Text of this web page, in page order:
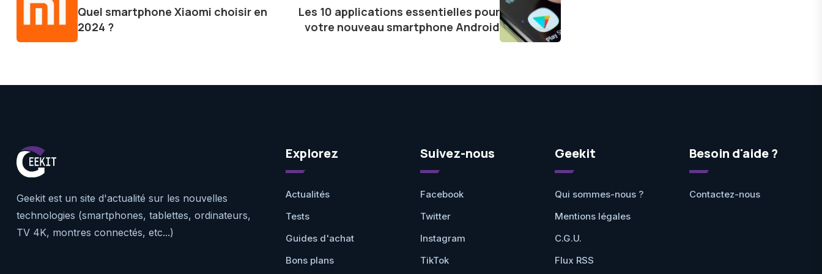
le futur numérique nous réserve.
Quel smartphone Xiaomi choisir en
2024 ?
Les 10 applications essentielles pour
votre nouveau smartphone Android
Geekit est un site d'actualité sur les nouvelles
technologies (smartphones, tablettes, ordinateurs,
TV 4K, montres connectés, etc...)
Explorez
Actualités
Tests
Guides d'achat
Bons plans
Suivez-nous
Facebook
Twitter
Instagram
TikTok
Geekit
Qui sommes-nous ?
Mentions légales
C.G.U.
Flux RSS
Besoin d'aide ?
Contactez-nous